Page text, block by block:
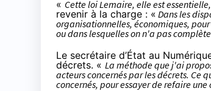
« Cette loi Lemaire, elle est
revenir à la charge : « Dans les
organisationnelles, économiques,
ou dans lesquelles on n'a pas
Le secrétaire d’État au
décrets. « La méthode que j'ai
acteurs concernés par les décrets. Ce
concernés, pour essayer de refaire